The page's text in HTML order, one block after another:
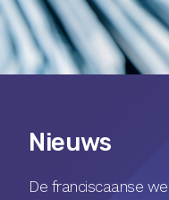
Nieuws
De franciscaanse